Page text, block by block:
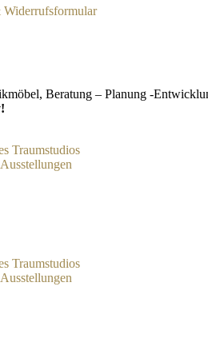
Beratung – Planung -
Traumstudios
Traumstudios